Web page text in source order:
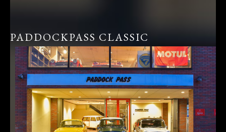
PADDOCKPASS CLASSIC